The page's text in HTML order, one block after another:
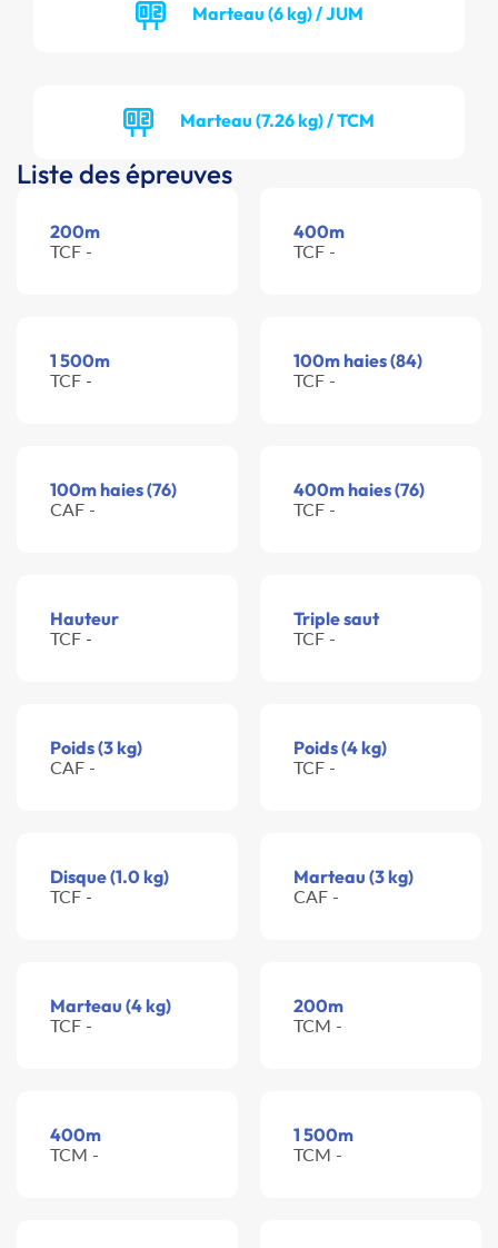
Marteau (6 kg) / JUM
Marteau (7.26 kg) / TCM
Liste des épreuves
200m
TCF -
400m
TCF -
1 500m
TCF -
100m haies (84)
TCF -
100m haies (76)
CAF -
400m haies (76)
TCF -
Hauteur
TCF -
Triple saut
TCF -
Poids (3 kg)
CAF -
Poids (4 kg)
TCF -
Disque (1.0 kg)
TCF -
Marteau (3 kg)
CAF -
Marteau (4 kg)
TCF -
200m
TCM -
400m
TCM -
1 500m
TCM -